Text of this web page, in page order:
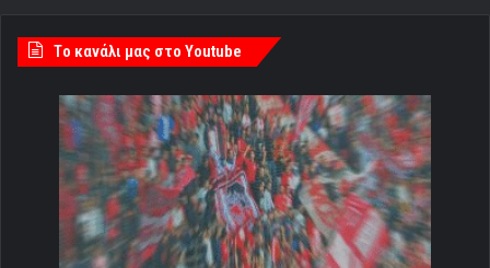
Tο κανάλι μας στο Youtube